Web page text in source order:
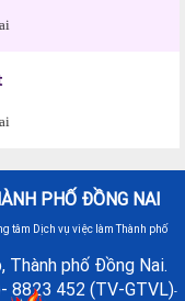
PHỐ ĐỒNG NAI
tâm Dịch vụ việc làm Thành phố
Thành phố Đồng Nai.
8823 452 (TV-GTVL)-